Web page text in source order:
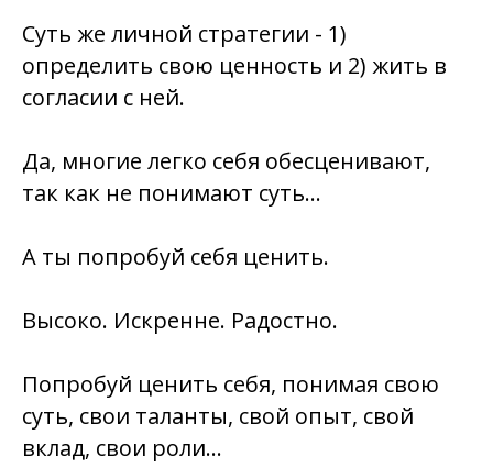
Суть же личной стратегии - 1)
определить свою ценность и 2) жить в
согласии с ней.
Да, многие легко себя обесценивают,
так как не понимают суть…
А ты попробуй себя ценить.
Высоко. Искренне. Радостно.
Попробуй ценить себя, понимая свою
суть, свои таланты, свой опыт, свой
вклад, свои роли…